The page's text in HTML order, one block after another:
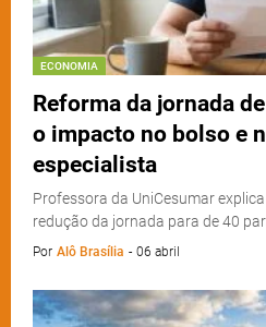
ECONOMIA
Reforma da jornada
o impacto no bolso e
especialista
Professora da UniCesumar
redução da jornada para de 40
Por Alô Brasília - 06 abril